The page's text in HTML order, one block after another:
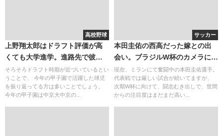
高校野球
上野翔太郎はドラフト評価が高
くても大学進学。進路先で彼女
を作らないか心配
そろそろドラフト時期が近づいているとい
うことで、 今年の甲子園で活躍した球児
を振り返ってる方は多いことでしょう。
今年の甲子園は中京大中京の...
サッカー
本田圭佑の西高だった嫁との出
会い。ブラジルW杯のカメラに映
る？
現在、ミランにて奮闘中の本田圭佑選手。
代表戦では厳しい試合が続いてますが、
次期W杯に向けて、闘志むき出しで、世間
からの注目度はまだまだ高い...